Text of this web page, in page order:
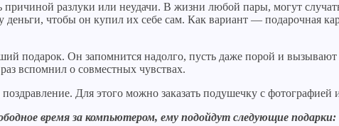
причиной разлуки или неудачи. В жизни любой пары, могут
чтобы он купил их себе сам. Как вариант — подарочная
подарок. Он запомнится надолго, пусть даже порой и вызывают
вспомнил о совместных чувствах.
Для этого можно заказать подушечку с
время за компьютером, ему подойдут следующие подарки: